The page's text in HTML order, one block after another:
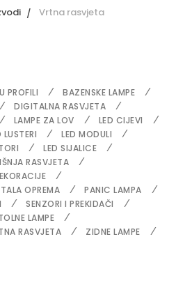
Vrtna rasvjeta
PROFILI
BAZENSKE LAMPE
DIGITALNA RASVJETA
LAMPE ZA LOV
LED CIJEVI
LUSTERI
LED MODULI
LED SIJALICE
RASVJETA
OPREMA
PANIC LAMPA
SENZORI I PREKIDAČI
LAMPE
RASVJETA
ZIDNE LAMPE